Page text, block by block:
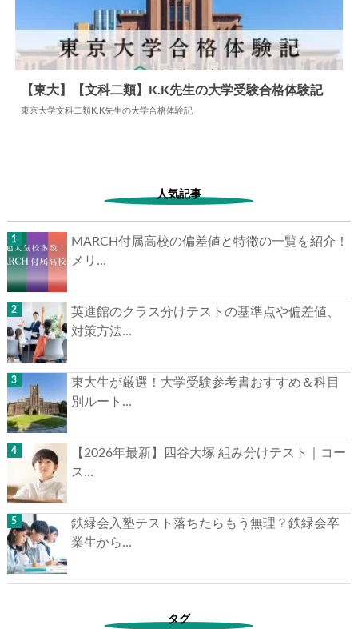
【東大】【文科二類】K.K先生の大学受験合格体験記
東京大学文科二類K.K先生の大学合格体験記
人気記事
MARCH付属高校の偏差値と特徴の一覧を紹介！
メリ...
英進館のクラス分けテストの基準点や偏差値、
対策方法...
東大生が厳選！大学受験参考書おすすめ＆科目
別ルート...
【2026年最新】四谷大塚 組み分けテスト｜コー
ス...
鉄緑会入塾テスト落ちたらもう無理？鉄緑会卒
業生から...
タグ